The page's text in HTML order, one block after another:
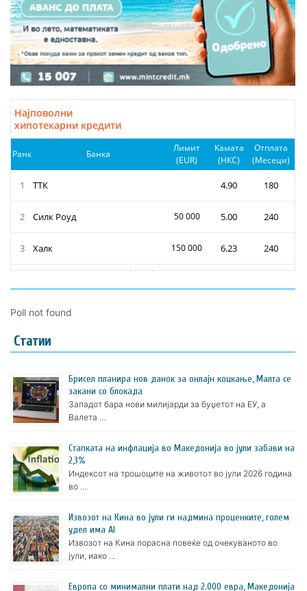
Poll not found
Статии
Брисел планира нов данок за онлајн коцкање, Малта се
закани со блокада
Западот бара нови милијарди за буџетот на ЕУ, а
Валета …
Стапката на инфлација во Македонија во јули забави на
2,3%
Индексот на трошоците на животот во јули 2026 година
во …
Извозот на Кина во јули ги надмина проценките, голем
удел има AI
Извозот на Кина порасна повеќе од очекуваното во
јули, иако …
Европа со минимални плати над 2.000 евра, Македонија